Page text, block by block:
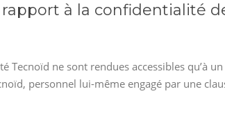
à la confidentialité
Tecnoïd ne sont rendues accessibles qu’à
personnel lui-même engagé par une